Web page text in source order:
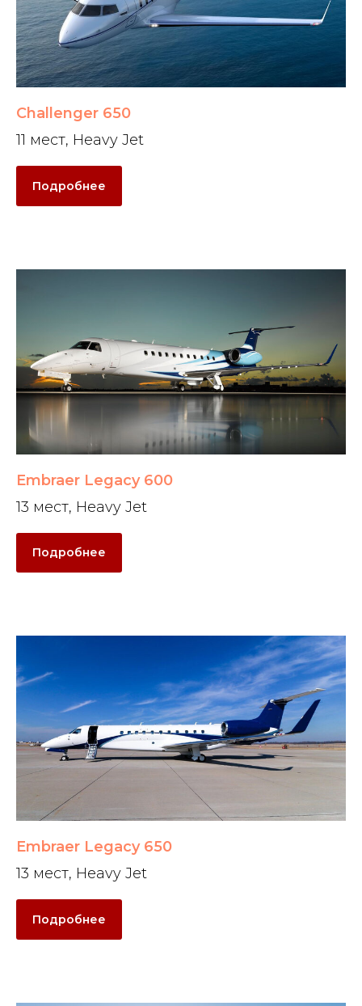
Challenger 650
11 мест, Heavy Jet
Подробнее
Embraer Legacy 600
13 мест, Heavy Jet
Подробнее
Embraer Legacy 650
13 мест, Heavy Jet
Подробнее